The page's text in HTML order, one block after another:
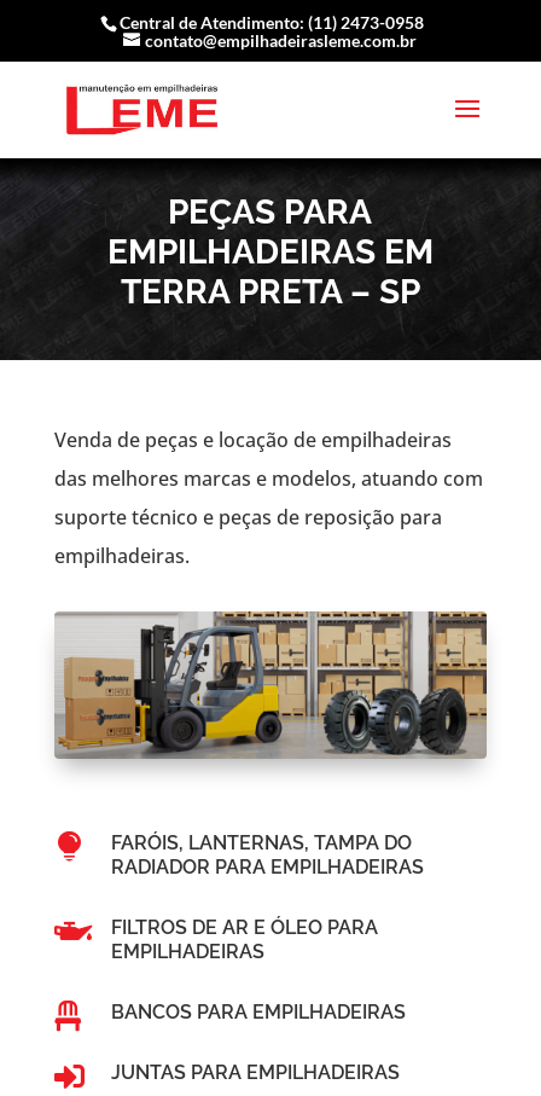
Central de Atendimento: (11) 2473-0958
contato@empilhadeirasleme.com.br
PEÇAS PARA
EMPILHADEIRAS EM
TERRA PRETA – SP
Venda de peças e locação de empilhadeiras
das melhores marcas e modelos, atuando com
suporte técnico e peças de reposição para
empilhadeiras.

FARÓIS, LANTERNAS, TAMPA DO
RADIADOR PARA EMPILHADEIRAS

FILTROS DE AR E ÓLEO PARA
EMPILHADEIRAS
 BANCOS PARA EMPILHADEIRAS
 JUNTAS PARA EMPILHADEIRAS